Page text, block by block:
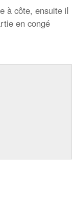
à côte, ensuite il
en congé